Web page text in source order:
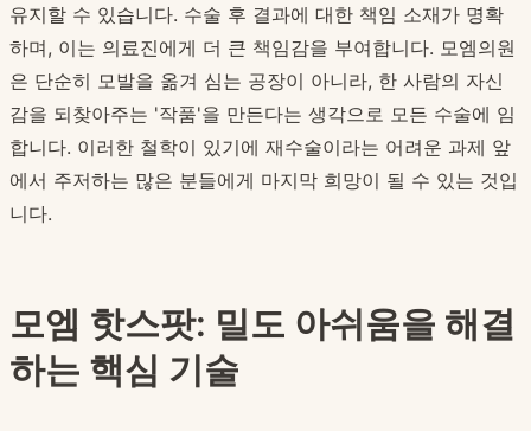
유지할 수 있습니다. 수술 후 결과에 대한 책임 소재가 명확
하며, 이는 의료진에게 더 큰 책임감을 부여합니다. 모엠의원
은 단순히 모발을 옮겨 심는 공장이 아니라, 한 사람의 자신
감을 되찾아주는 '작품'을 만든다는 생각으로 모든 수술에 임
합니다. 이러한 철학이 있기에 재수술이라는 어려운 과제 앞
에서 주저하는 많은 분들에게 마지막 희망이 될 수 있는 것입
니다.
모엠 핫스팟: 밀도 아쉬움을 해결
하는 핵심 기술